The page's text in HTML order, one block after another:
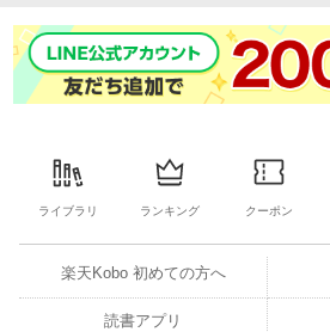
ライブラリ ランキング クーポン
楽天Kobo 初めての方へ
読書アプリ